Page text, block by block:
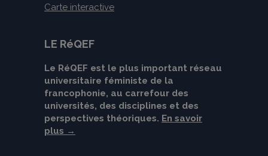
Carte interactive
LE RéQEF
Le RéQEF est le plus important réseau
universitaire féministe de la
francophonie, au carrefour des
universités, des disciplines et des
perspectives théoriques. En savoir
plus →